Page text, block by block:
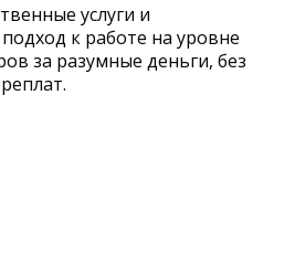
услуги и
к работе на уровне
за разумные деньги, без